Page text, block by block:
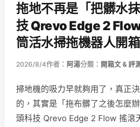
拖地不再是「把髒水
技 Qrevo Edge 2
筒活水掃拖機器人開
2026/8/4作者： 阿湯分類： 開箱文 & 評測
掃地機的吸力早就夠用了，真正
的，其實是「拖布髒了之後怎麼
頭科技 Qrevo Edge 2 Flow 搖滾